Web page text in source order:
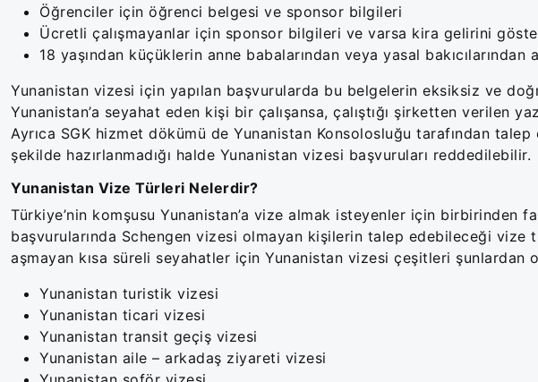
Öğrenciler için öğrenci belgesi ve sponsor bilgileri
Ücretli çalışmayanlar için sponsor bilgileri ve varsa kira gelirini
18 yaşından küçüklerin anne babalarından veya yasal bakıcılarından
Yunanistan vizesi için yapılan başvurularda bu belgelerin eksiksiz ve
Yunanistan’a seyahat eden kişi bir çalışansa, çalıştığı şirketten verilen
Ayrıca SGK hizmet dökümü de Yunanistan Konsolosluğu tarafından
şekilde hazırlanmadığı halde Yunanistan vizesi başvuruları reddedilebilir.
Yunanistan Vize Türleri Nelerdir?
Türkiye’nin komşusu Yunanistan’a vize almak isteyenler için birbirinden
başvurularında Schengen vizesi olmayan kişilerin talep edebileceği
aşmayan kısa süreli seyahatler için Yunanistan vizesi çeşitleri şunlardan
Yunanistan turistik vizesi
Yunanistan ticari vizesi
Yunanistan transit geçiş vizesi
Yunanistan aile – arkadaş ziyareti vizesi